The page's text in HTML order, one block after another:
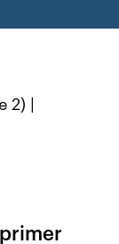
2) |